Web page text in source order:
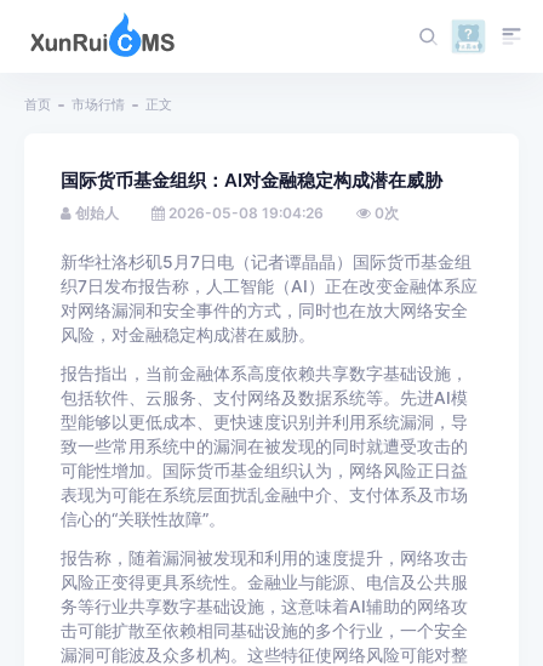
首页 市场行情 正文
国际货币基金组织：AI对金融稳定构成潜在威胁
创始人 2026-05-08 19:04:26 0次
新华社洛杉矶5月7日电（记者谭晶晶）国际货币基金组
织7日发布报告称，人工智能（AI）正在改变金融体系应
对网络漏洞和安全事件的方式，同时也在放大网络安全
风险，对金融稳定构成潜在威胁。
报告指出，当前金融体系高度依赖共享数字基础设施，
包括软件、云服务、支付网络及数据系统等。先进AI模
型能够以更低成本、更快速度识别并利用系统漏洞，导
致一些常用系统中的漏洞在被发现的同时就遭受攻击的
可能性增加。国际货币基金组织认为，网络风险正日益
表现为可能在系统层面扰乱金融中介、支付体系及市场
信心的“关联性故障”。
报告称，随着漏洞被发现和利用的速度提升，网络攻击
风险正变得更具系统性。金融业与能源、电信及公共服
务等行业共享数字基础设施，这意味着AI辅助的网络攻
击可能扩散至依赖相同基础设施的多个行业，一个安全
漏洞可能波及众多机构。这些特征使网络风险可能对整